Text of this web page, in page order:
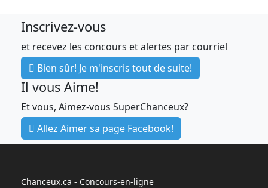
Inscrivez-vous
et recevez les concours et alertes par courriel
Bien sûr! Je m'inscris tout de suite!
Il vous Aime!
Et vous, Aimez-vous SuperChanceux?
Allez Aimer sa page Facebook!
Chanceux.ca - Concours-en-ligne